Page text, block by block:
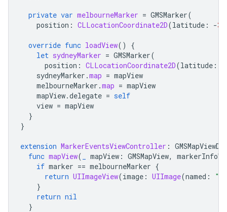
private var melbourneMarker = GMSMarker(
position : CLLocationCoordinate2D(latitude : -
override func loadView()
{
let sydneyMarker = GMSMarker(
position : CLLocationCoordinate2D(latitude :
sydneyMarker .map = mapView
melbourneMarker .map = mapView
mapView.delegate = self
view = mapView
}
}
extension MarkerEventsViewController :
func mapView( mapView : GMSMapView,
if marker == melbourneMarker {
return UIImageView(image : UIImage(named :
}
return nil
}